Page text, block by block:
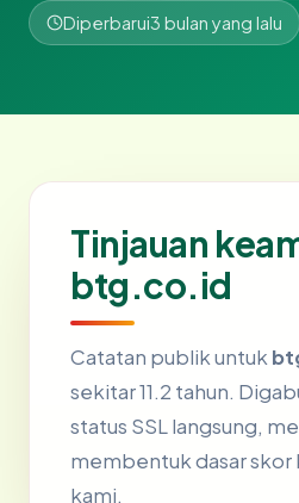
Diperbarui3 bulan yang lalu
Tinjauan
btg.co.id
Catatan publik untuk
sekitar 11.2 tahun.
status SSL langsung,
membentuk dasar skor
kami.